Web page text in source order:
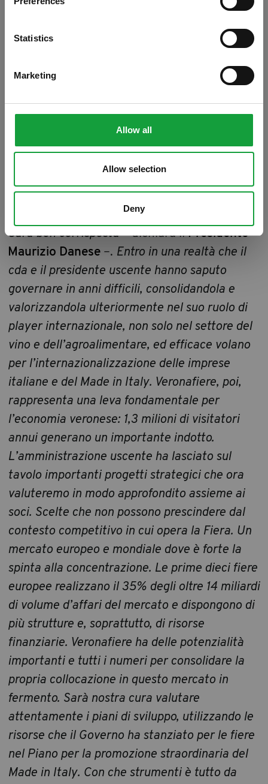
Statistics
Marketing
Allow all
Allow selection
Deny
VeronaFiere per il triennio 2015/2018 è stato
eletto ieri dall'assemblea dei soci;
Maurizio
Danese.Insieme a lui, è stato eletto anche il
Ringrazio i soci e le istituzioni per la fiducia.
Sarà ben corrisposta– dichiara ilPresidente
Maurizio Danese –. Entro in una realtà che il
cda e il presidente uscente hanno saputo
governare in anni difficili, consolidandola e
valorizzandola ulteriormente nel suo ruolo di
player internazionale, non solo nel settore del
vino e dell’agroalimentare, ed efficace volano
per l’internazionalizzazione delle imprese
italiane e del Made in Italy. Veronafiere, poi,
rappresenta una leva fondamentale per
l’economia veronese: 1,3 milioni di visitatori
annui generano un importante indotto.
L’amministrazione uscente ha lasciato sul
tavolo importanti progetti strategici che ora
valuteremo in modo approfondito assieme ai
soci. Scelte che non possono prescindere dal
contesto competitivo in cui opera la Fiera. Un
mercato europeo e mondiale dove è forte la
spinta alla concentrazione. Le prime dieci fiere
europee realizzano il 35% degli oltre 14 miliardi
di volume d’affari del mercato e dispongono di
più strutture e, soprattutto, di risorse
finanziarie. Veronafiere ha delle potenzialità
importanti e tutti i numeri per consolidare la
propria collocazione in questo mercato in
fermento. Sarà nostra cura valutare
attentamente i piani di sviluppo, utilizzando le
risorse che il Governo ha stanziato per le fiere
nel Piano per la promozione straordinaria del
Made in Italy. Con che strumenti è tutto da